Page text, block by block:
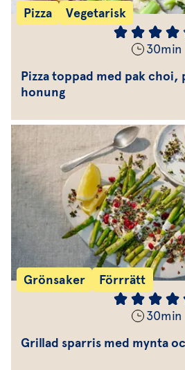
Pizza Vegetarisk
30min
Pizza toppad med pak choi,
honung
Grönsaker Förrrätt
30min
Grillad sparris med mynta